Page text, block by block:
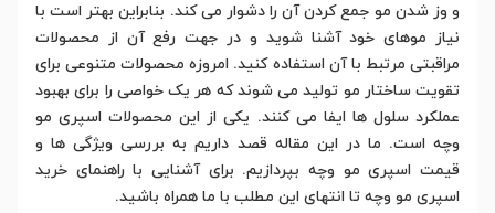
و وز شدن مو جمع کردن آن را دشوار می کند. بنابراین بهتر است با
نیاز موهای خود آشنا شوید و در جهت رفع آن از محصولات
مراقبتی مرتبط با آن استفاده کنید. امروزه محصولات متنوعی برای
تقویت ساختار مو تولید می شوند که هر یک خواصی را برای بهبود
عملکرد سلول ها ایفا می کنند. یکی از این محصولات اسپری مو
وچه است. ما در این مقاله قصد داریم به بررسی ویژگی ها و
قیمت اسپری مو وچه بپردازیم. برای آشنایی با راهنمای خرید
اسپری مو وچه تا انتهای این مطلب با ما همراه باشید.